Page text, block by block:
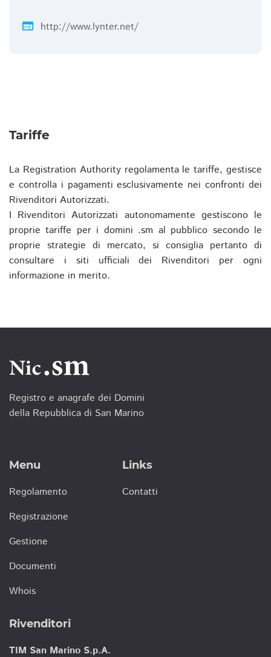
web http://www.lynter.net/
Tariffe
La Registration Authority regolamenta le tariffe, gestisce
e controlla i pagamenti esclusivamente nei confronti dei
Rivenditori Autorizzati.
I Rivenditori Autorizzati autonomamente gestiscono le
proprie tariffe per i domini .sm al pubblico secondo le
proprie strategie di mercato, si consiglia pertanto di
consultare i siti ufficiali dei Rivenditori per ogni
informazione in merito.
Registro e anagrafe dei Domini
della Repubblica di San Marino
Menu
Regolamento
Registrazione
Gestione
Documenti
Whois
Links
Contatti
Rivenditori
TIM San Marino S.p.A.